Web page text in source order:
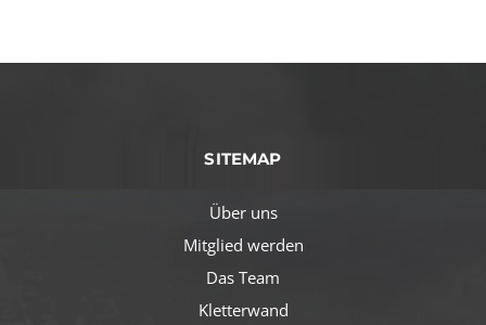
SITEMAP
Über uns
Mitglied werden
Das Team
Kletterwand